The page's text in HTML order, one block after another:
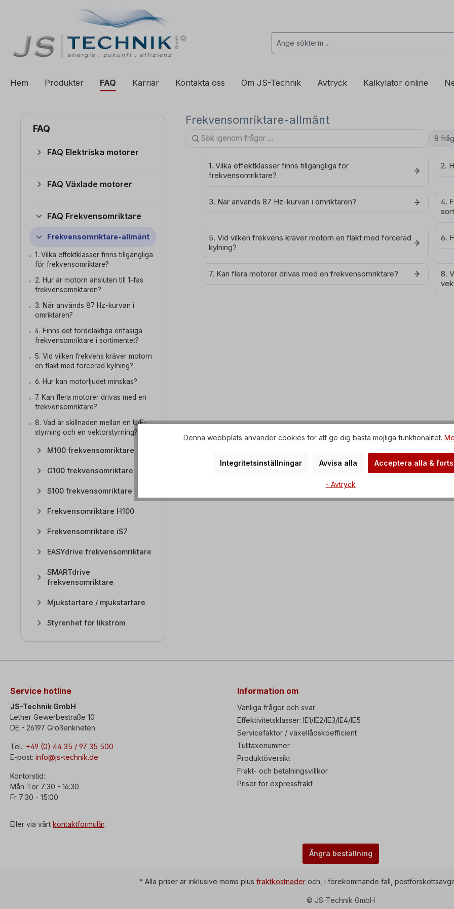
Hoppa till huvudnavigering
Hem Produkter FAQ Karriär Kontakta oss Om JS-Technik Avtryck Kalkylator online
FAQ
FAQ Elektriska motorer
FAQ Växlade motorer
FAQ Frekvensomriktare
Frekvensomriktare-allmänt
1. Vilka effektklasser finns tillgängliga
för frekvensomriktare?
2. Hur är motorn ansluten till 1-fas
frekvensomriktaren?
3. När används 87 Hz-kurvan i
omriktaren?
4. Finns det fördelaktiga enfasiga
frekvensomriktare i sortimentet?
5. Vid vilken frekvens kräver motorn
en fläkt med forcerad kylning?
6. Hur kan motorljudet minskas?
7. Kan flera motorer drivas med en
frekvensomriktare?
8. Vad är skillnaden mellan en U/F-
styrning och en vektorstyrning?
M100 frekvensomriktare
G100 frekvensomriktare
S100 frekvensomriktare
Frekvensomriktare H100
Frekvensomriktare iS7
EASYdrive frekvensomriktare
SMARTdrive
frekvensomriktare
Mjukstartare / mjukstartare
Styrenhet för likström
Frekvensomriktare-allmänt
8
1. Vilka effektklasser finns tillgängliga för
frekvensomriktare?
2.
3. När används 87 Hz-kurvan i omriktaren?
4.
5. Vid vilken frekvens kräver motorn en fläkt med forcerad
kylning?
6.
7. Kan flera motorer drivas med en frekvensomriktare?
8.
Service hotline
JS-Technik GmbH
Lether Gewerbestraße 10
DE - 26197 Großenkneten
Tel.: +49 (0) 44 35 / 97 35 500
E-post: info@js-technik.de
Kontorstid:
Mån-Tor 7:30 - 16:30
Fr 7:30 - 15:00
Eller via vårt kontaktformulär.
Information om
Vanliga frågor och svar
Effektivitetsklasser: IE1/IE2/IE3/IE4/IE5
Servicefaktor / växellådskoefficient
Tulltaxenummer
Produktöversikt
Frakt- och betalningsvillkor
Priser för expressfrakt
Ångra beställning
* Alla priser är inklusive moms plus fraktkostnader och, i förekommande fall,
© JS-Technik GmbH
Denna webbplats använder cookies för att ge dig bästa möjliga funktionalitet.
Integritetsinställningar Avvisa alla Acceptera alla &
- Avtryck